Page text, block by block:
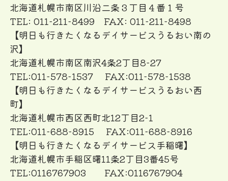
北海道札幌市南区川沿二条３丁目４番１号
TEL: 011-211-8499 FAX: 011-211-8498
【明日も行きたくなるデイサービスうるおい南の
沢】
北海道札幌市南区南沢4条2丁目8-27
TEL:011-578-1537 FAX:011-578-1538
【明日も行きたくなるデイサービスうるおい西
町】
北海道札幌市西区西町北12丁目2-1
TEL:011-688-8915 FAX:011-688-8916
【明日も行きたくなるデイサービス手稲曙】
北海道札幌市手稲区曙11条2丁目3番45号
TEL:0116767903 FAX:0116767904